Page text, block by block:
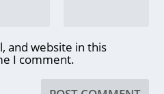
and website in this
I comment.